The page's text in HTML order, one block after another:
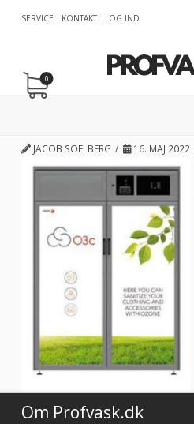
SERVICE KONTAKT LOG IND
0
JACOB SOELBERG 16. MAJ 2022
Om Profvask.dk